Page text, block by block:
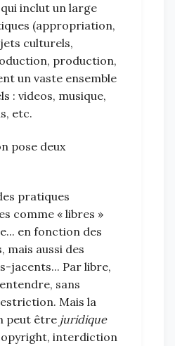
inclut un large
(appropriation,
culturels,
production,
un vaste ensemble
: videos, musique,
etc.
pose deux
pratiques
comme « libres »
en fonction des
mais aussi des
jacents... Par libre,
sans
Mais la
peut être juridique
interdiction